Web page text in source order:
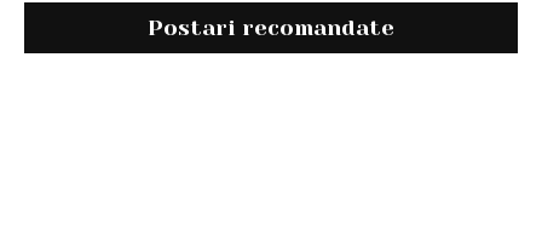
Postari recomandate